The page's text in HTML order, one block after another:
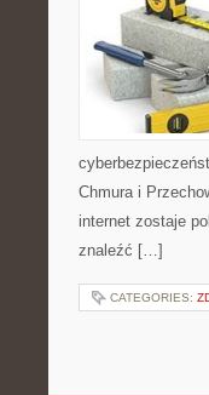
Chmura i
internet zostaje
znaleźć […]
CATEGORIES: